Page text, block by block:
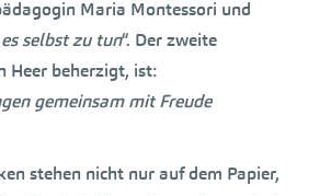
Maria Montessori und
selbst zu tun“. Der zweite
Heer beherzigt, ist:
gemeinsam mit Freude
stehen nicht nur auf dem Papier,